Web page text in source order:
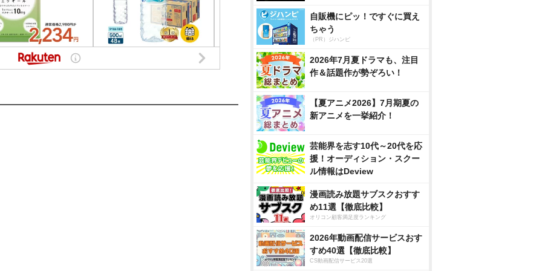
自販機にピッ！ですぐに買え
ちゃう
（PR）ジハンピ
2026年7月夏ドラマも、注目
作＆話題作が勢ぞろい！
【夏アニメ2026】7月期夏の
新アニメを一挙紹介！
芸能界を志す10代～20代を応
援！オーディション・スクー
ル情報はDeview
漫画読み放題サブスクおすす
め11選【徹底比較】
オリコン顧客満足度ランキング
2026年動画配信サービスおす
すめ40選【徹底比較】
CS動画配信サービス20選